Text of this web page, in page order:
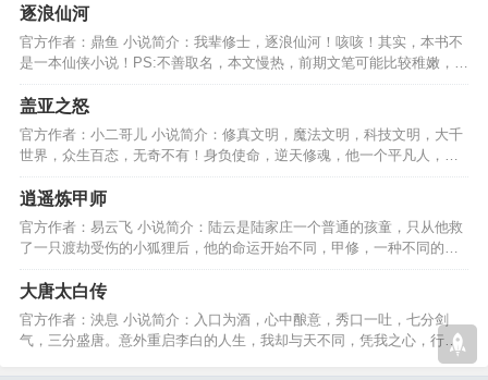
逐浪仙河
官方作者：鼎鱼 小说简介：我辈修士，逐浪仙河！咳咳！其实，本书不
是一本仙侠小说！PS:不善取名，本文慢热，前期文笔可能比较稚嫩，不
过后面章节绝对精彩！…
盖亚之怒
官方作者：小二哥儿 小说简介：修真文明，魔法文明，科技文明，大千
世界，众生百态，无奇不有！身负使命，逆天修魂，他一个平凡人，创
造了一个又一个的奇迹！…
逍遥炼甲师
官方作者：易云飞 小说简介：陆云是陆家庄一个普通的孩童，只从他救
了一只渡劫受伤的小狐狸后，他的命运开始不同，甲修，一种不同的修
真模式，希望大家喜欢…
大唐太白传
官方作者：泱息 小说简介：入口为酒，心中酿意，秀口一吐，七分剑
气，三分盛唐。意外重启李白的人生，我却与天不同，凭我之心，行我